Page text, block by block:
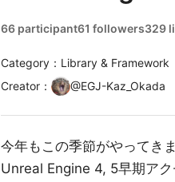
66 participant61 followers329
Category：Library & Framework
Creator ： @EGJ-Kaz_Okada
今年もこの季節がやってき
Unreal Engine 4, 5早期アク